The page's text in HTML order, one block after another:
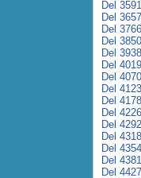
Del
Del
Del
Del
Del
Del
Del
Del
Del
Del
Del
Del
Del
Del
Del